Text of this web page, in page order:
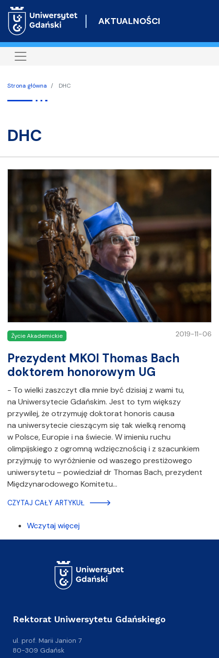
do
AKTUALNOŚCI
Strona główna DHC
DHC
Życie Akademickie 2019-11-06
Prezydent MKOl Thomas Bach
doktorem honorowym UG
- To wielki zaszczyt dla mnie być dzisiaj z wami tu,
na Uniwersytecie Gdańskim. Jest to tym większy
przywilej, że otrzymuję doktorat honoris causa
na uniwersytecie cieszącym się tak wielką renomą
w Polsce, Europie i na świecie. W imieniu ruchu
olimpijskiego z ogromną wdzięcznością i z szacunkiem
przyjmuję to wyróżnienie od waszego prestiżowego
uniwersytetu – powiedział dr Thomas Bach, prezydent
Międzynarodowego Komitetu…
CZYTAJ CAŁY ARTYKUŁ
Wczytaj więcej
Rektorat Uniwersytetu Gdańskiego
ul. prof. Marii Janion 7
80-309 Gdańsk